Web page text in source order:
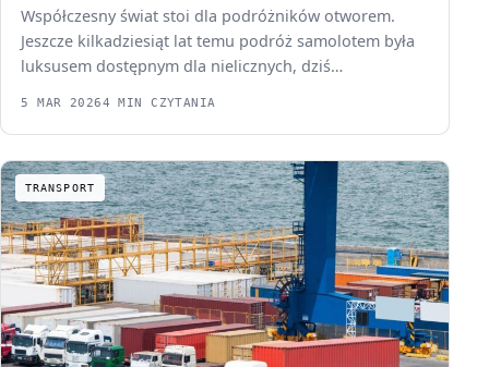
Współczesny świat stoi dla podróżników otworem.
Jeszcze kilkadziesiąt lat temu podróż samolotem była
luksusem dostępnym dla nielicznych, dziś…
5 MAR 20264 MIN CZYTANIA
TRANSPORT